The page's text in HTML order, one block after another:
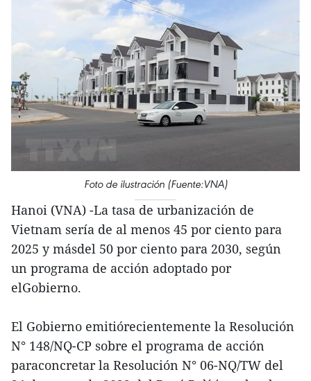
Foto de ilustración (Fuente:VNA)
Hanoi (VNA) -La tasa de urbanización de
Vietnam sería de al menos 45 por ciento para
2025 y másdel 50 por ciento para 2030, según
un programa de acción adoptado por
elGobierno.
El Gobierno emitiórecientemente la Resolución
N° 148/NQ-CP sobre el programa de acción
paraconcretar la Resolución N° 06-NQ/TW del